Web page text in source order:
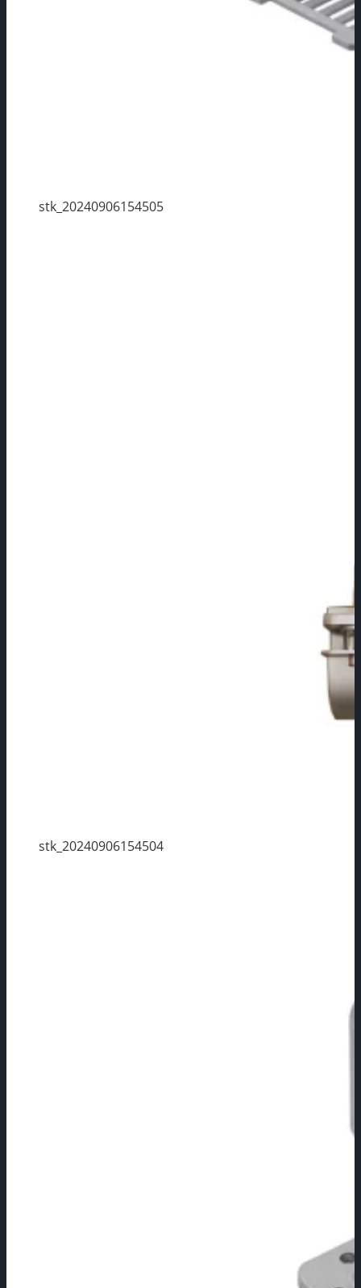
stk_20240906154505
stk_20240906154504